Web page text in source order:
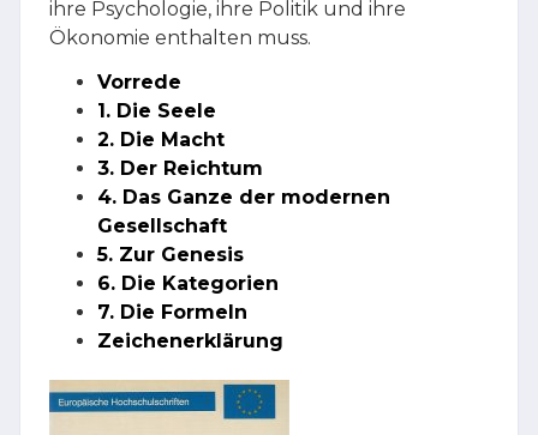
ihre Psychologie, ihre Politik und ihre
Ökonomie enthalten muss.
Vorrede
1. Die Seele
2. Die Macht
3. Der Reichtum
4. Das Ganze der modernen
Gesellschaft
5. Zur Genesis
6. Die Kategorien
7. Die Formeln
Zeichenerklärung